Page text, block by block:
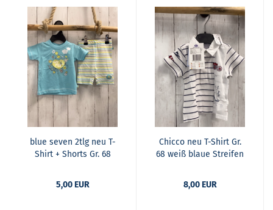
blue seven 2tlg neu T-​
Shirt + Shorts Gr. 68
Strei­fen
5,00 EUR
Chic­co neu T-​Shirt Gr.
68 weiß blaue Strei­fen
8,00 EUR